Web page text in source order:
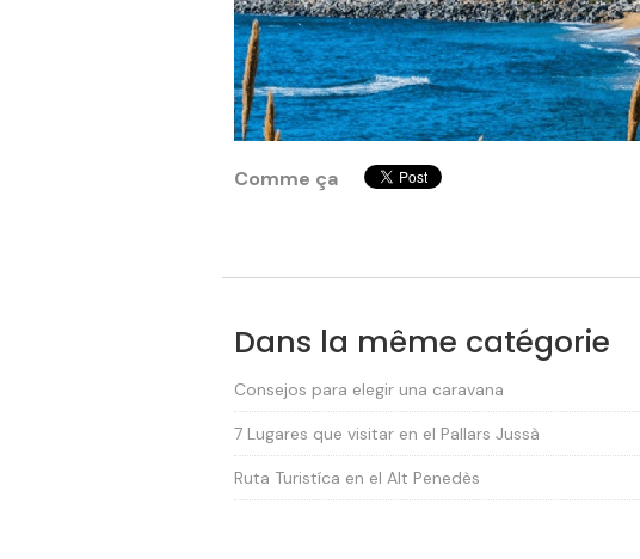
Comme ça
Dans la même catégorie
Consejos para elegir una caravana
7 Lugares que visitar en el Pallars Jussà
Ruta Turistíca en el Alt Penedès